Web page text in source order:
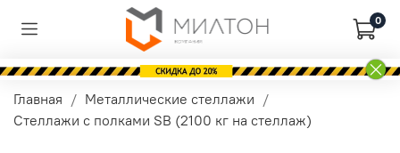
0
Главная
Металлические стеллажи
Стеллажи с полками SB (2100 кг на стеллаж)